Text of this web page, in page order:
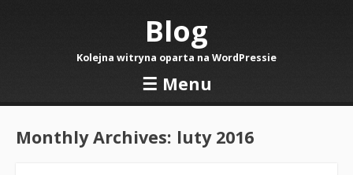
Blog
Kolejna witryna oparta na WordPressie
☰ Menu
Skip to content
Monthly Archives: luty 2016